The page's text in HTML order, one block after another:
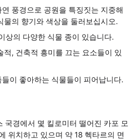
풍경으로 공원을 특징짓는 지중해
물의 향기와 색상을 둘러보십시오.
상의 다양한 식물 종이 있습니다.
적, 건축적 흥미를 끄는 요소들이 있
이 좋아하는 식물들이 피어납니다.
국경에서 몇 킬로미터 떨어진 카포 모
위치하고 있으며 약 18 헥타르의 면